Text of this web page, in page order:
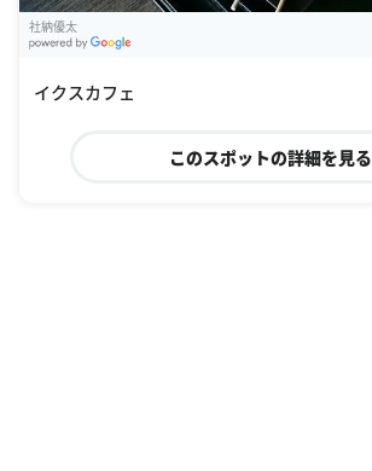
社納優太
イクスカフェ
このスポットの詳細を見る